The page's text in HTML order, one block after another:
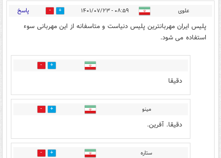
علوی ۰۸:۵۹ - ۱۴۰۱/۰۷/۲۳ 41 پاسخ
پلیس ایران مهربانترین پلیس دنیاست و متاسفانه از این مهربانی سوء
استفاده می شود.
10
دقیقا
مینو 9
دقیقا. آفرین.
ستاره 6